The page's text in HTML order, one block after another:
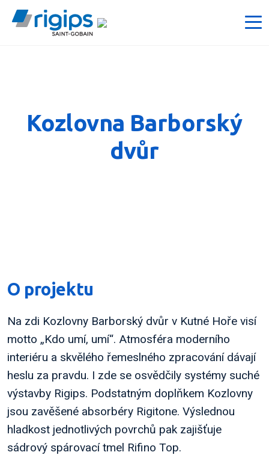
Kozlovna Barborský
dvůr
O projektu
Na zdi Kozlovny Barborský dvůr v Kutné Hoře visí
motto „Kdo umí, umí“. Atmosféra moderního
interiéru a skvělého řemeslného zpracování dávají
heslu za pravdu. I zde se osvědčily systémy suché
výstavby Rigips. Podstatným doplňkem Kozlovny
jsou zavěšené absorbéry Rigitone. Výslednou
hladkost jednotlivých povrchů pak zajišťuje
sádrový spárovací tmel Rifino Top.